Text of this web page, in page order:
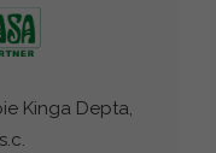
Kinga Depta,